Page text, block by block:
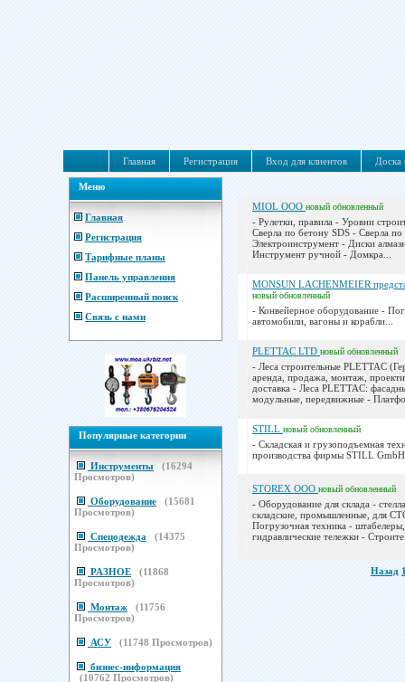
Главная Регистрация Вход для клиентов Доска
Меню
Главная
Регистрация
Тарифные планы
Панель управления
Расширенный поиск
Связь с нами
Популярные категории
Инструменты (16294
Просмотров)
Оборудование (15681
Просмотров)
Спецодежда (14375
Просмотров)
РАЗНОЕ (11868
Просмотров)
Монтаж (11756
Просмотров)
АСУ (11748 Просмотров)
бизнес-информация
(10762 Просмотров)
MIOL ООО новый обновленный
- Рулетки, правила - Уровни
Сверла по бетону SDS - Сверла по
Электроинструмент - Диски
Инструмент ручной - Домкра...
MONSUN LACHENMEIER
новый обновленный
- Конвейерное оборудование -
автомобили, вагоны и корабли...
PLETTAC LTD новый обновленный
- Леса строительные PLETTAC
аренда, продажа, монтаж,
доставка - Леса PLETTAC:
модульные, передвижные -
STILL новый обновленный
- Складская и грузоподъемная
производства фирмы STILL
STOREX ООО новый обновленный
- Оборудование для склада -
складские, промышленные, для
Погрузочная техника -
гидравлические тележки -
Назад